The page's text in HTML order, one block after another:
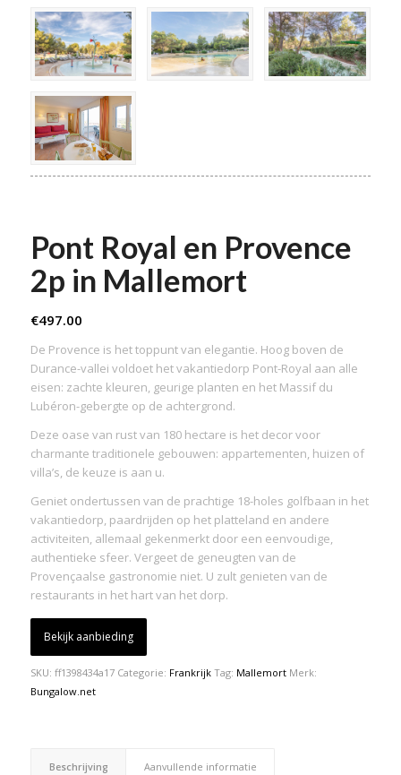
Pont Royal en Provence
2p in Mallemort
€497.00
De Provence is het toppunt van elegantie. Hoog boven de
Durance-vallei voldoet het vakantiedorp Pont-Royal aan alle
eisen: zachte kleuren, geurige planten en het Massif du
Lubéron-gebergte op de achtergrond.
Deze oase van rust van 180 hectare is het decor voor
charmante traditionele gebouwen: appartementen, huizen of
villa’s, de keuze is aan u.
Geniet ondertussen van de prachtige 18-holes golfbaan in het
vakantiedorp, paardrijden op het platteland en andere
activiteiten, allemaal gekenmerkt door een eenvoudige,
authentieke sfeer. Vergeet de geneugten van de
Provençaalse gastronomie niet. U zult genieten van de
restaurants in het hart van het dorp.
Bekijk aanbieding
SKU: ff1398434a17 Categorie: Frankrijk Tag: Mallemort Merk:
Bungalow.net
Beschrijving Aanvullende informatie